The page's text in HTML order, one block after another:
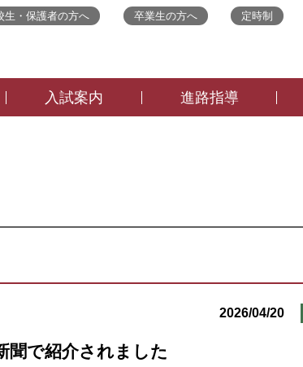
入試案内 進路指導
生・保護者の方へ 卒業生の方へ 定時制
2026/04/20
聞で紹介されました